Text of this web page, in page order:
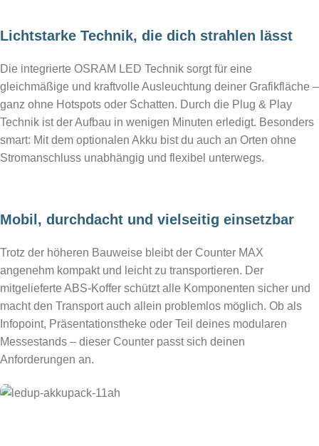
Lichtstarke Technik, die dich strahlen lässt
Die integrierte OSRAM LED Technik sorgt für eine
gleichmäßige und kraftvolle Ausleuchtung deiner Grafikfläche –
ganz ohne Hotspots oder Schatten. Durch die Plug & Play
Technik ist der Aufbau in wenigen Minuten erledigt. Besonders
smart: Mit dem optionalen Akku bist du auch an Orten ohne
Stromanschluss unabhängig und flexibel unterwegs.
Mobil, durchdacht und vielseitig einsetzbar
Trotz der höheren Bauweise bleibt der Counter MAX
angenehm kompakt und leicht zu transportieren. Der
mitgelieferte ABS-Koffer schützt alle Komponenten sicher und
macht den Transport auch allein problemlos möglich. Ob als
Infopoint, Präsentationstheke oder Teil deines modularen
Messestands – dieser Counter passt sich deinen
Anforderungen an.